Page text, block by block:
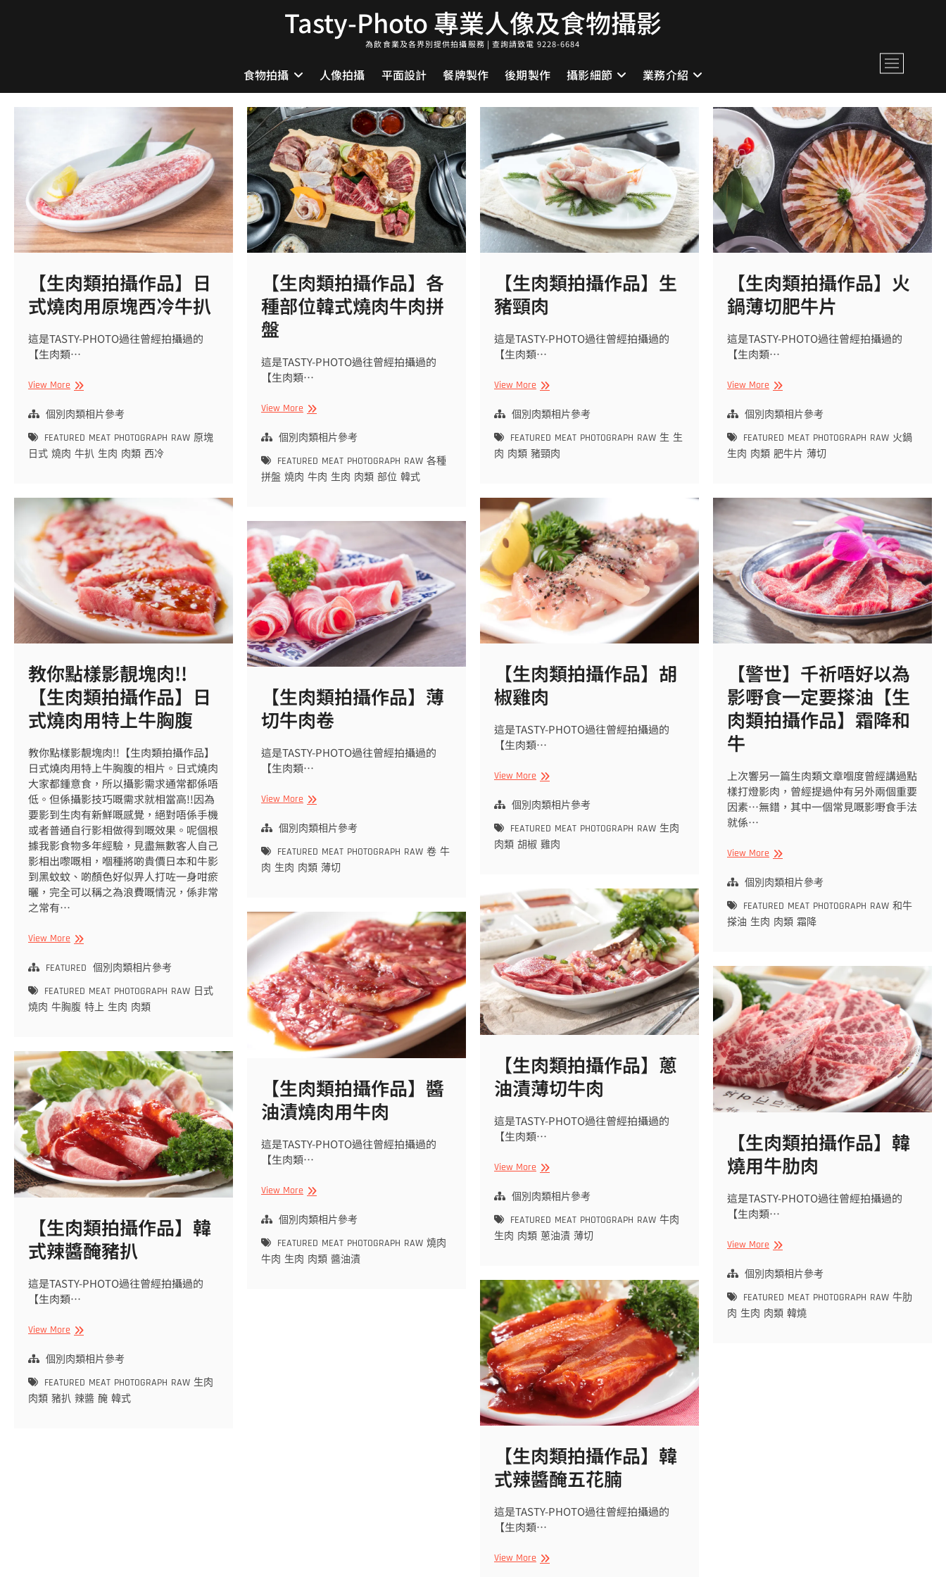
Tasty-Photo 專業人像及食物攝影
為飲食業及各界別提供拍攝服務 | 查詢請致電 9228-6684
食物拍攝 人像拍攝 平面設計 餐牌製作 後期製作 攝影細節 業務介紹
M
e
n
u
B
u
t
t
o
n
【生肉類拍攝作品】日
式燒肉用原塊西冷牛扒
這是TASTY-PHOTO過往曾經拍攝過的
【生肉類…
View More【生
類
攝
作
式
燒
肉
用
原
塊
西
冷
牛
扒
個別肉類相片參考
FEATURED MEAT PHOTOGRAPH RAW 原塊
日式 燒肉 牛扒 生肉 肉類 西冷
【生肉類拍攝作品】各
種部位韓式燒肉牛肉拼
盤
這是TASTY-PHOTO過往曾經拍攝過的
【生肉類…
View More【生
類
攝
作
部
位
韓
式
燒
肉
牛
肉
拼
個別肉類相片參考
FEATURED MEAT PHOTOGRAPH RAW 各種
拼盤 燒肉 牛肉 生肉 肉類 部位 韓式
【生肉類拍攝作品】生
豬頸肉
這是TASTY-PHOTO過往曾經拍攝過的
【生肉類…
View More【生
類
攝
作
豬
頸
肉
個別肉類相片參考
FEATURED MEAT PHOTOGRAPH RAW 生 生
肉 肉類 豬頸肉
【生肉類拍攝作品】火
鍋薄切肥牛片
這是TASTY-PHOTO過往曾經拍攝過的
【生肉類…
View More【生
類
攝
作
鍋
肥
牛
片
個別肉類相片參考
FEATURED MEAT PHOTOGRAPH RAW 火鍋
生肉 肉類 肥牛片 薄切
教你點樣影靚塊肉!!
【生肉類拍攝作品】日
式燒肉用特上牛胸腹
教你點樣影靚塊肉!!【生肉類拍攝作品】
日式燒肉用特上牛胸腹的相片。日式燒肉
大家都鍾意食，所以攝影需求通常都係唔
低。但係攝影技巧嘅需求就相當高!!因為
要影到生肉有新鮮嘅感覺，絕對唔係手機
或者普通自行影相做得到嘅效果。呢個根
據我影食物多年經驗，見盡無數客人自己
影相出嚟嘅相，嗰種將啲貴價日本和牛影
到黑蚊蚊、啲顏色好似畀人打咗一身咁瘀
曬，完全可以稱之為浪費嘅情況，係非常
之常有…
View More教
點
影
靚
【生
肉
類
拍
攝
作
品】
日
式
燒
用
特
上
牛
胸
腹
FEATURED 個別肉類相片參考
FEATURED MEAT PHOTOGRAPH RAW 日式
燒肉 牛胸腹 特上 生肉 肉類
【生肉類拍攝作品】胡
椒雞肉
這是TASTY-PHOTO過往曾經拍攝過的
【生肉類…
View More【生
類
攝
作
椒
雞
肉
個別肉類相片參考
FEATURED MEAT PHOTOGRAPH RAW 生肉
肉類 胡椒 雞肉
【警世】千祈唔好以為
影嘢食一定要搽油【生
肉類拍攝作品】霜降和
牛
上次響另一篇生肉類文章嗰度曾經講過點
樣打燈影肉，曾經提過仲有另外兩個重要
因素…無錯，其中一個常見嘅影嘢食手法
就係…
View More【警
千
唔
好
影
食
一
定
要
搽
油
【生
肉
拍
攝
作
品】
霜
降
和
個別肉類相片參考
FEATURED MEAT PHOTOGRAPH RAW 和牛
搽油 生肉 肉類 霜降
【生肉類拍攝作品】薄
切牛肉卷
這是TASTY-PHOTO過往曾經拍攝過的
【生肉類…
View More【生
類
攝
作
切
卷
個別肉類相片參考
FEATURED MEAT PHOTOGRAPH RAW 卷 牛
肉 生肉 肉類 薄切
【生肉類拍攝作品】蔥
油漬薄切牛肉
這是TASTY-PHOTO過往曾經拍攝過的
【生肉類…
View More【生
類
攝
作
油
漬
薄
切
牛
肉
個別肉類相片參考
FEATURED MEAT PHOTOGRAPH RAW 牛肉
生肉 肉類 蔥油漬 薄切
【生肉類拍攝作品】醬
油漬燒肉用牛肉
這是TASTY-PHOTO過往曾經拍攝過的
【生肉類…
View More【生
類
攝
作
個別肉類相片參考
FEATURED MEAT PHOTOGRAPH RAW 燒肉
牛肉 生肉 肉類 醬油漬
【生肉類拍攝作品】韓
燒用牛肋肉
這是TASTY-PHOTO過往曾經拍攝過的
【生肉類…
View More【生
類
攝
作
個別肉類相片參考
FEATURED MEAT PHOTOGRAPH RAW 牛肋
肉 生肉 肉類 韓燒
【生肉類拍攝作品】韓
式辣醬醃豬扒
這是TASTY-PHOTO過往曾經拍攝過的
【生肉類…
View More【生
類
攝
作
個別肉類相片參考
FEATURED MEAT PHOTOGRAPH RAW 生肉
肉類 豬扒 辣醬 醃 韓式
【生肉類拍攝作品】韓
式辣醬醃五花腩
這是TASTY-PHOTO過往曾經拍攝過的
【生肉類…
View More【生